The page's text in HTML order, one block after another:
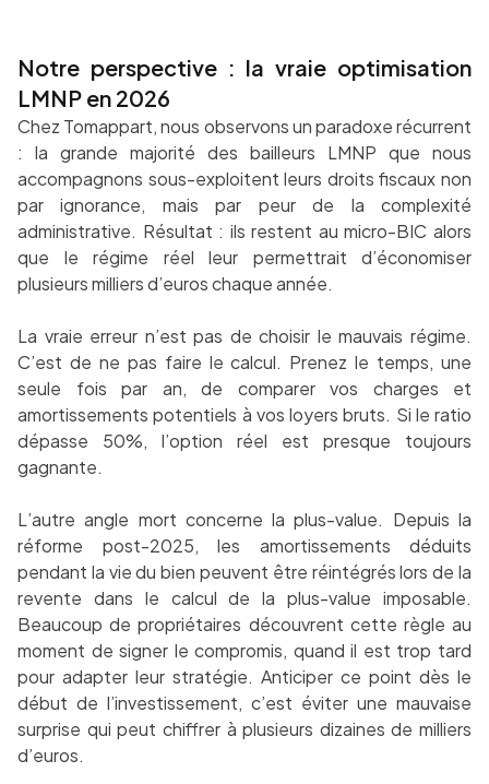
Notre perspective : la vraie optimisation
LMNP en 2026
Chez Tomappart, nous observons un paradoxe récurrent
: la grande majorité des bailleurs LMNP que nous
accompagnons sous-exploitent leurs droits fiscaux non
par ignorance, mais par peur de la complexité
administrative. Résultat : ils restent au micro-BIC alors
que le régime réel leur permettrait d’économiser
plusieurs milliers d’euros chaque année.
La vraie erreur n’est pas de choisir le mauvais régime.
C’est de ne pas faire le calcul. Prenez le temps, une
seule fois par an, de comparer vos charges et
amortissements potentiels à vos loyers bruts. Si le ratio
dépasse 50%, l’option réel est presque toujours
gagnante.
L’autre angle mort concerne la plus-value. Depuis la
réforme post-2025, les amortissements déduits
pendant la vie du bien peuvent être réintégrés lors de la
revente dans le calcul de la plus-value imposable.
Beaucoup de propriétaires découvrent cette règle au
moment de signer le compromis, quand il est trop tard
pour adapter leur stratégie. Anticiper ce point dès le
début de l’investissement, c’est éviter une mauvaise
surprise qui peut chiffrer à plusieurs dizaines de milliers
d’euros.